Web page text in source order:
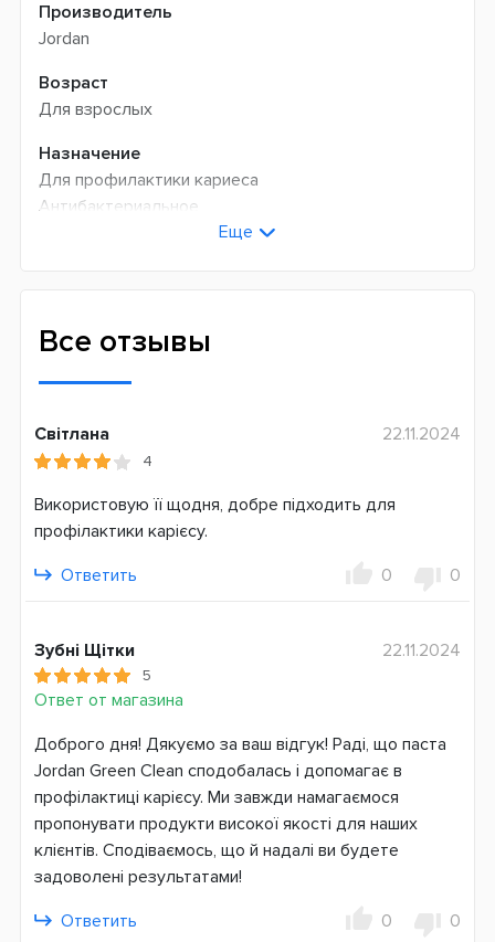
Производитель
Jordan
Возраст
Для взрослых
Назначение
Для профилактики кариеса
Антибактериальное
От зубного камня и зубного налета
Количество фтора
1450 ppm
75
Состав пасты
С фтором
С ксилитом
Страна регистрации бренда
Норвегия
Еще
Все отзывы
Світлана
4
22.11.2024
Використовую її щодня, добре підходить для
профілактики карієсу.
Ответить
0 0
Зубні Щітки
5
Ответ от магазина
22.11.2024
Доброго дня! Дякуємо за ваш відгук! Раді, що паста
Jordan Green Clean сподобалась і допомагає в
профілактиці карієсу. Ми завжди намагаємося
пропонувати продукти високої якості для наших
клієнтів. Сподіваємось, що й надалі ви будете
задоволені результатами!
Ответить
0 0